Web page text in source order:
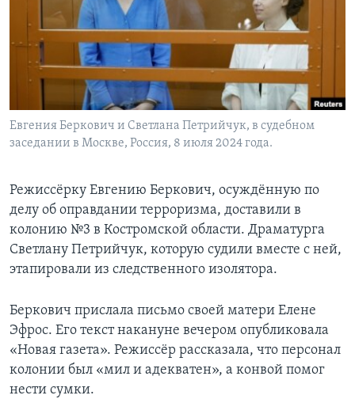
Learning English
СОЦИАЛЬНЫЕ СЕТИ
Языки
Евгения Беркович и Светлана Петрийчук, в судебном
заседании в Москве, Россия, 8 июля 2024 года.
Режиссёрку Евгению Беркович, осуждённую по
делу об оправдании терроризма, доставили в
колонию №3 в Костромской области. Драматурга
Светлану Петрийчук, которую судили вместе с ней,
этапировали из следственного изолятора.
Беркович прислала письмо своей матери Елене
Эфрос. Его текст накануне вечером опубликовала
«Новая газета». Режиссёр рассказала, что персонал
колонии был «мил и адекватен», а конвой помог
нести сумки.